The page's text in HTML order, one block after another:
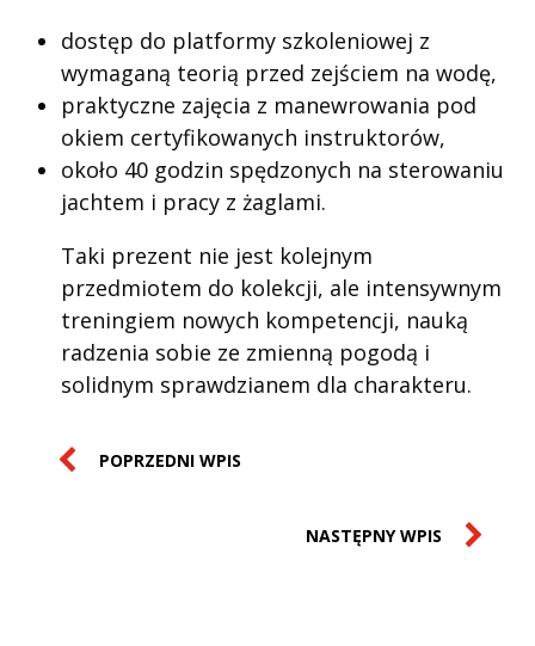
dostęp do platformy szkoleniowej z
wymaganą teorią przed zejściem na wodę,
praktyczne zajęcia z manewrowania pod
okiem certyfikowanych instruktorów,
około 40 godzin spędzonych na sterowaniu
jachtem i pracy z żaglami.
Taki prezent nie jest kolejnym
przedmiotem do kolekcji, ale intensywnym
treningiem nowych kompetencji, nauką
radzenia sobie ze zmienną pogodą i
solidnym sprawdzianem dla charakteru.
POPRZEDNI WPIS
NASTĘPNY WPIS